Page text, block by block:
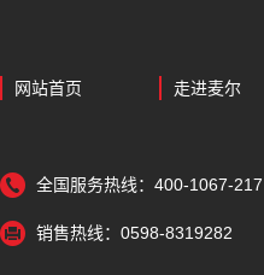
网站首页 走进麦尔
全国服务热线：400-1067-217
销售热线：0598-8319282